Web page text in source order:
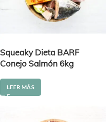
Squeaky Dieta BARF
Conejo Salmón 6kg
LEER MÁS